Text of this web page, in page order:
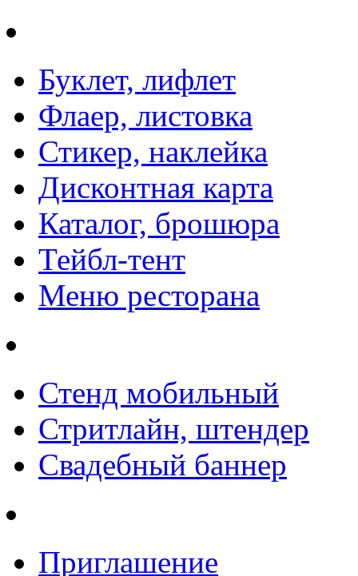
Буклет, лифлет
Флаер, листовка
Стикер, наклейка
Дисконтная карта
Каталог, брошюра
Тейбл-тент
Меню ресторана
Стенд мобильный
Стритлайн, штендер
Свадебный баннер
Приглашение